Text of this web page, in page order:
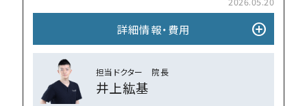
詳細情報・費⽤ add_circle
担当ドクター 院⻑
井上紘基